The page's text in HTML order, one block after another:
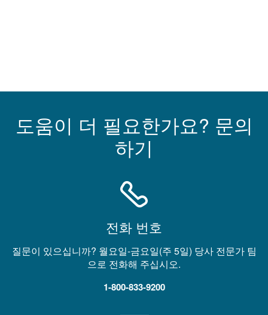
도움이 더 필요한가요? 문의
하기
전화 번호
질문이 있으십니까? 월요일-금요일(주 5일) 당사 전문가 팀
으로 전화해 주십시오.
1-800-833-9200